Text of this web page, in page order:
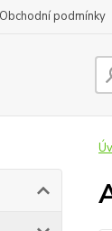
Obchodní podmínky